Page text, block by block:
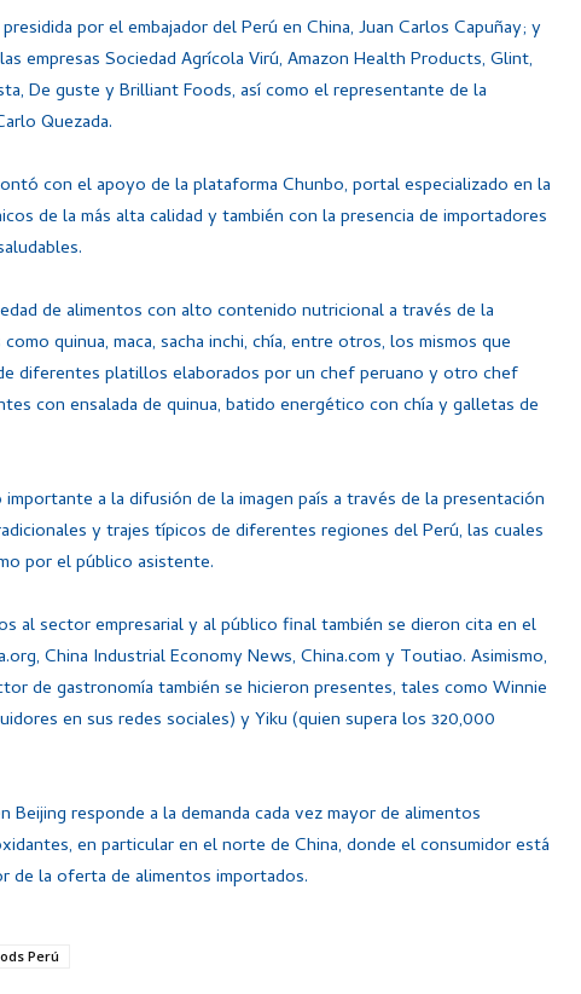
por el embajador del Perú en China, Juan Carlos Capuñay; y
empresas Sociedad Agrícola Virú, Amazon Health Products, Glint,
De guste y Brilliant Foods, así como el representante de la
Quezada.
con el apoyo de la plataforma Chunbo, portal especializado en la
de la más alta calidad y también con la presencia de importadores
de alimentos con alto contenido nutricional a través de la
quinua, maca, sacha inchi, chía, entre otros, los mismos que
diferentes platillos elaborados por un chef peruano y otro chef
con ensalada de quinua, batido energético con chía y galletas de
a la difusión de la imagen país a través de la presentación
y trajes típicos de diferentes regiones del Perú, las cuales
por el público asistente.
al sector empresarial y al público final también se dieron cita en el
China Industrial Economy News, China.com y Toutiao. Asimismo,
de gastronomía también se hicieron presentes, tales como Winnie
en sus redes sociales) y Yiku (quien supera los 320,000
responde a la demanda cada vez mayor de alimentos
en particular en el norte de China, donde el consumidor está
de la oferta de alimentos importados.
Perú